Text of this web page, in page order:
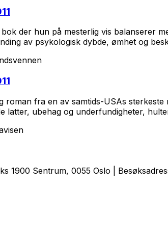
der hun på mesterlig vis balanserer
av psykologisk dybde, ømhet og
roman fra en av samtids-USAs
latter, ubehag og underfundigheter,
1900 Sentrum, 0055 Oslo |